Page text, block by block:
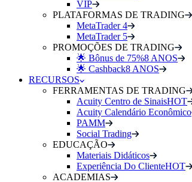
VIP
PLATAFORMAS DE TRADING
MetaTrader 4
MetaTrader 5
PROMOÇÕES DE TRADING
🌟 Bônus de 75%8 ANOS
🌟 Cashback8 ANOS
RECURSOS
FERRAMENTAS DE TRADING
Acuity Centro de SinaisHOT
Acuity Calendário Econômico
PAMM
Social Trading
EDUCAÇÃO
Materiais Didáticos
Experiência Do ClienteHOT
ACADEMIAS